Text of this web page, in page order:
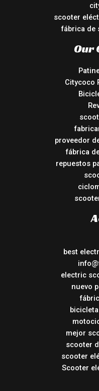
scooter
fábrica de
Our
Citycoco
proveedor
fábrica
repuestos
best
electric
nuevo
mejor
scooter
scooter
Scooter